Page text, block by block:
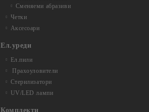
Сменяеми абразиви
Четки
Аксесоари
Ел.уреди
Ел.пили
Прахоуловители
Стерилизатори
UV/LED лампи
Комплекти